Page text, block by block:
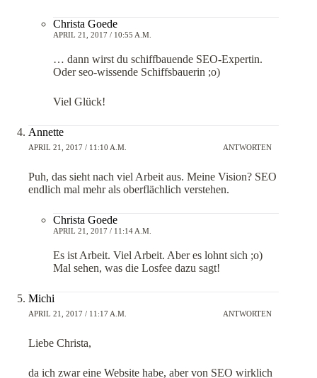
Christa Goede
APRIL 21, 2017 / 10:55 A.M.
… dann wirst du schiffbauende SEO-Expertin.
Oder seo-wissende Schiffsbauerin ;o)
Viel Glück!
Annette
APRIL 21, 2017 / 11:10 A.M. ANTWORTEN
Puh, das sieht nach viel Arbeit aus. Meine Vision? SEO
endlich mal mehr als oberflächlich verstehen.
Christa Goede
APRIL 21, 2017 / 11:14 A.M.
Es ist Arbeit. Viel Arbeit. Aber es lohnt sich ;o)
Mal sehen, was die Losfee dazu sagt!
Michi
APRIL 21, 2017 / 11:17 A.M. ANTWORTEN
Liebe Christa,
da ich zwar eine Website habe, aber von SEO wirklich